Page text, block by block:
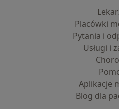
Placówki
Pytania i
Usługi i
Aplikacje
Blog dla